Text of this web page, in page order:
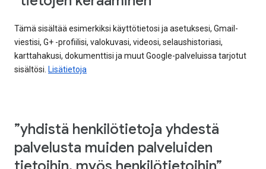
Tämä sisältää esimerkiksi käyttötietosi ja asetuksesi, Gmail-
viestisi, G+ -profiilisi, valokuvasi, videosi, selaushistoriasi,
karttahakusi, dokumenttisi ja muut Google-palveluissa tarjotut
sisältösi. Lisätietoja
”yhdistä henkilötietoja yhdestä
palvelusta muiden palveluiden